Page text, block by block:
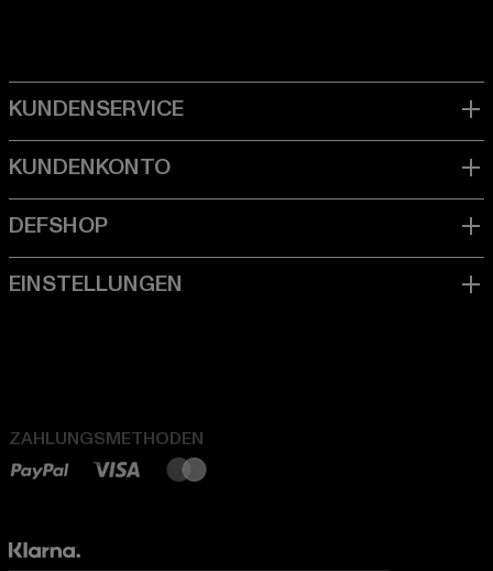
ZAHLUNGSMETHODEN